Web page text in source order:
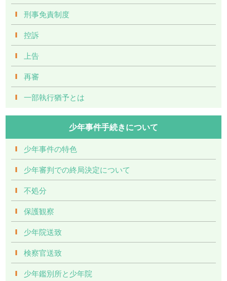
刑事免責制度
控訴
上告
再審
一部執行猶予とは
少年事件手続きについて
少年事件の特色
少年審判での終局決定について
不処分
保護観察
少年院送致
検察官送致
少年鑑別所と少年院